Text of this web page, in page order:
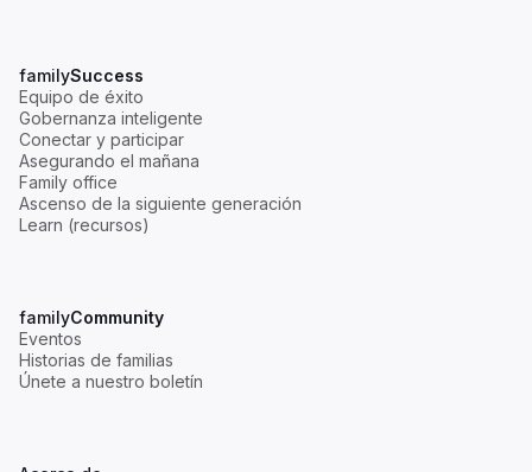
familySuccess
Equipo de éxito
Gobernanza inteligente
Conectar y participar
Asegurando el mañana
Family office
Ascenso de la siguiente generación
Learn (recursos)
familyCommunity
Eventos
Historias de familias
Únete a nuestro boletín